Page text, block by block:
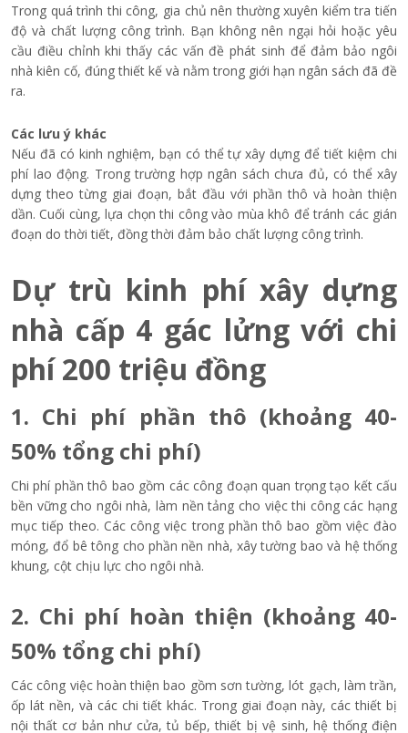
Trong quá trình thi công, gia chủ nên thường xuyên kiểm tra tiến
độ và chất lượng công trình. Bạn không nên ngại hỏi hoặc yêu
cầu điều chỉnh khi thấy các vấn đề phát sinh để đảm bảo ngôi
nhà kiên cố, đúng thiết kế và nằm trong giới hạn ngân sách đã đề
ra.
Các lưu ý khác
Nếu đã có kinh nghiệm, bạn có thể tự xây dựng để tiết kiệm chi
phí lao động. Trong trường hợp ngân sách chưa đủ, có thể xây
dựng theo từng giai đoạn, bắt đầu với phần thô và hoàn thiện
dần. Cuối cùng, lựa chọn thi công vào mùa khô để tránh các gián
đoạn do thời tiết, đồng thời đảm bảo chất lượng công trình.
Dự trù kinh phí xây dựng
nhà cấp 4 gác lửng với chi
phí 200 triệu đồng
1. Chi phí phần thô (khoảng 40-
50% tổng chi phí)
Chi phí phần thô bao gồm các công đoạn quan trọng tạo kết cấu
bền vững cho ngôi nhà, làm nền tảng cho việc thi công các hạng
mục tiếp theo. Các công việc trong phần thô bao gồm việc đào
móng, đổ bê tông cho phần nền nhà, xây tường bao và hệ thống
khung, cột chịu lực cho ngôi nhà.
2. Chi phí hoàn thiện (khoảng 40-
50% tổng chi phí)
Các công việc hoàn thiện bao gồm sơn tường, lót gạch, làm trần,
ốp lát nền, và các chi tiết khác. Trong giai đoạn này, các thiết bị
nội thất cơ bản như cửa, tủ bếp, thiết bị vệ sinh, hệ thống điện